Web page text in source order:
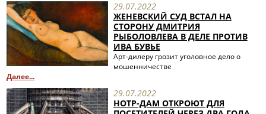
29.07.2022
ЖЕНЕВСКИЙ СУД ВСТАЛ НА
СТОРОНУ ДМИТРИЯ
РЫБОЛОВЛЕВА В ДЕЛЕ ПРОТИВ
ИВА БУВЬЕ
Арт-дилеру грозит уголовное дело о
мошенничестве
Далее...
29.07.2022
НОТР-ДАМ ОТКРОЮТ ДЛЯ